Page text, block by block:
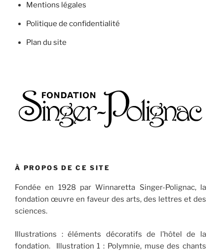
Mentions légales
Politique de confidentialité
Plan du site
À PROPOS DE CE SITE
Fondée en 1928 par Winnaretta Singer-Polignac, la
fondation œuvre en faveur des arts, des lettres et des
sciences.
Illustrations : éléments décoratifs de l’hôtel de la
fondation. Illustration 1 : Polymnie, muse des chants